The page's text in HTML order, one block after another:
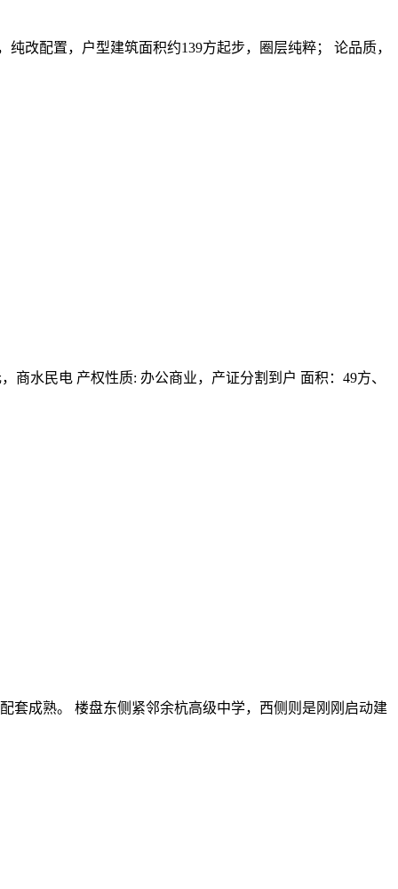
改配置，户型建筑面积约139方起步，圈层纯粹； 论品质，
商水民电 产权性质: 办公商业，产证分割到户 面积：49方、
套成熟。 楼盘东侧紧邻余杭高级中学，西侧则是刚刚启动建